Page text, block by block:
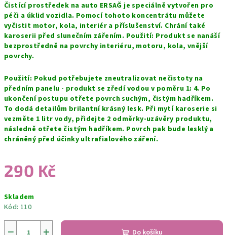
Čistící prostředek na auto ERSAĞ je speciálně vytvořen pro
péči a úklid vozidla. Pomocí tohoto koncentrátu můžete
vyčistit motor, kola, interiér a příslušenství. Chrání také
karoserii před slunečním zářením. Použití: Produkt se nanáší
bezprostředně na povrchy interiéru, motoru, kola, vnější
povrchy.
Použití: Pokud potřebujete zneutralizovat nečistoty na
předním panelu - produkt se zředí vodou v poměru 1: 4. Po
ukončení postupu otřete povrch suchým, čistým hadříkem.
To dodá detailům brilantní krásný lesk. Při mytí karoserie si
vezměte 1 litr vody, přidejte 2 odměrky-uzávěry produktu,
následně otřete čistým hadříkem. Povrch pak bude lesklý a
chráněný před účinky ultrafialového záření.
290 Kč
cena:
Skladem
Kód: 110
Do košíku